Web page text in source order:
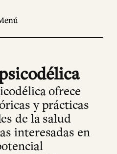
ofrece
y prácticas
de la salud
interesadas en